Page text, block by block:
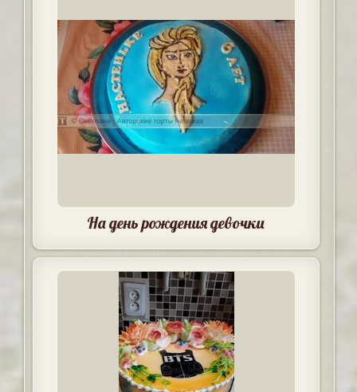
На день рождения девочки